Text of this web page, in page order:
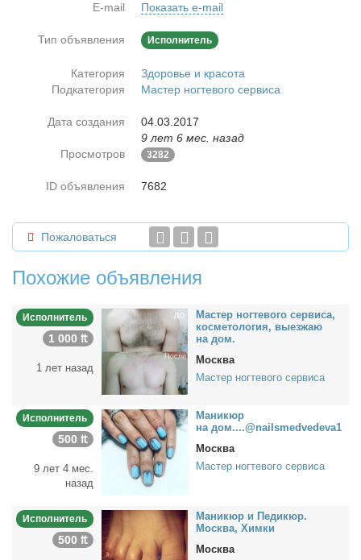
E-mail
Показать e-mail
Тип объявления Исполнитель
Категория
Здоровье и красота
Подкатегория
Мастер ногтевого сервиса
Дата создания
04.03.2017
9 лет 6 мес. назад
Просмотров
3282
ID объявления 7682
Пожаловаться
Похожие объявления
Исполнитель
1 000 ₶
1 лет назад
Ма­стер ног­те­во­го сер­ви­са,
кос­ме­то­ло­гия, вы­ез­жаю
на дом.
Москва
Мастер ногтевого сервиса
Исполнитель
500 ₶
9 лет 4 мес.
назад
Ма­ни­кюр
на дом....@nailsmedvedeva1
Москва
Мастер ногтевого сервиса
Исполнитель
500 ₶
Ма­ни­кюр и Пе­ди­кюр.
Москва, Хим­ки
Москва